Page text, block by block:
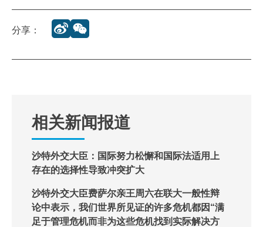
分享：
相关新闻报道
沙特外交大臣：国际努力松懈和国际法适用上
存在的选择性导致冲突扩大
沙特外交大臣费萨尔亲王周六在联大一般性辩
论中表示，我们世界所见证的许多危机都因“满
足于管理危机而非为这些危机找到实际解决方